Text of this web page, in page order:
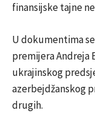
finansijske tajne
U dokumentima
premijera Andreja
ukrajinskog
azerbejdžanskog
drugih.